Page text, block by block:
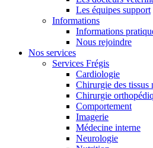
Les équipes support
Informations
Informations
Nous rejoindre
Nos services
Services Frégis
Cardiologie
Chirurgie des tissus
Chirurgie
Comportement
Imagerie
Médecine interne
Neurologie